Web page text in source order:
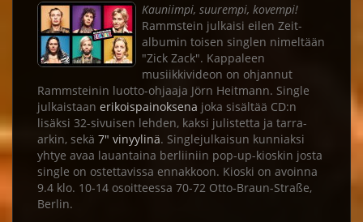
Kauniimpi, suurempi, kovempi!
Rammstein julkaisi eilen Zeit-
albumin toisen singlen nimeltään
"Zick Zack". Kappaleen
musiikkivideon on ohjannut
Rammsteinin luotto-ohjaaja Jörn Heitmann. Single
julkaistaan erikoispainoksena joka sisältää CD:n
lisäksi 32-sivuisen lehden, kaksi julistetta ja tarra-
arkin, sekä 7" vinyylinä. Singlejulkaisun kunniaksi
yhtye avaa lauantaina berliiniin pop-up-kioskin josta
single on ostettavissa ennakkoon. Kioski on avoinna
9.4 klo. 10-14 osoitteessa 70-72 Otto-Braun-Straße,
Berlin.